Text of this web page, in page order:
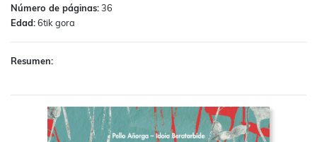
Número de páginas:36
Edad:6tik gora
Resumen: